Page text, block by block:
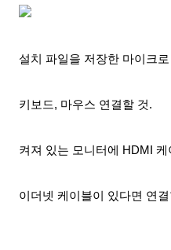
설치 파일을 저장한 마이크
키보드, 마우스 연결할 것.
켜져 있는 모니터에 HDMI 케
이더넷 케이블이 있다면 연결